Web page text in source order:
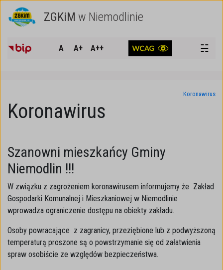
ZGKiM w Niemodlinie
A A+ A++ ☵
Koronawirus
Koronawirus
Szanowni mieszkańcy Gminy
Niemodlin !!!
W związku z zagrożeniem koronawirusem informujemy że Zakład
Gospodarki Komunalnej i Mieszkaniowej w Niemodlinie
wprowadza ograniczenie dostępu na obiekty zakładu.
Osoby powracające z zagranicy, przeziębione lub z podwyższoną
temperaturą proszone są o powstrzymanie się od załatwienia
spraw osobiście ze względów bezpieczeństwa.